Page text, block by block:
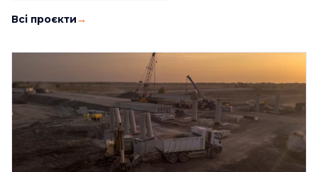
Всі проєкти